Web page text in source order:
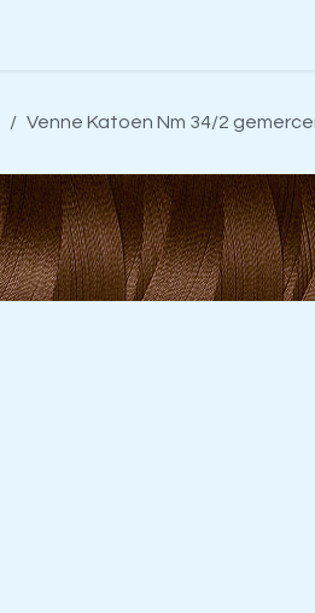
Venne Katoen Nm 34/2